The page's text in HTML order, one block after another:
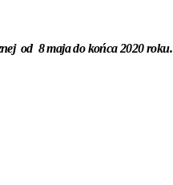
od 8 maja do końca 2020 roku.